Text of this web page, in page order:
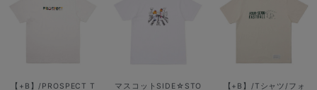
【+B】/PROSPECT T
マスコットSIDE☆STO
【+B】/Tシャツ/フォ